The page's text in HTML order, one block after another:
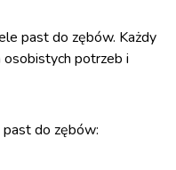
past do zębów. Każdy
potrzeb i
do zębów: